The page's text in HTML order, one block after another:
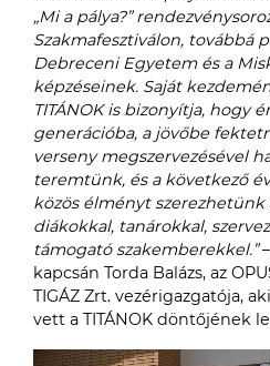
„Mi a pálya?”
Szakmafesztiválon, továbbá
Debreceni Egyetem és a
képzéseinek. Saját
TITÁNOK is bizonyítja, hogy
generációba, a jövőbe
verseny megszervezésével
teremtünk, és a következő
közös élményt szerezhetünk
diákokkal, tanárokkal,
támogató szakemberekkel.”
kapcsán Torda Balázs, az
TIGÁZ Zrt. vezérigazgatója,
vett a TITÁNOK döntőjének